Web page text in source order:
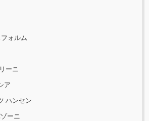
ォルム
ーニ
ア
ハンセン
ゾーニ